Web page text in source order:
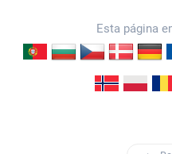
Esta página